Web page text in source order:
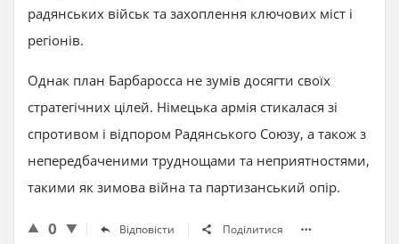
радянських військ та захоплення ключових міст і
регіонів.
Однак план Барбаросса не зумів досягти своїх
стратегічних цілей. Німецька армія стикалася зі
спротивом і відпором Радянського Союзу, а також з
непередбаченими труднощами та неприятностями,
такими як зимова війна та партизанський опір.
0 Відповісти Поділитися